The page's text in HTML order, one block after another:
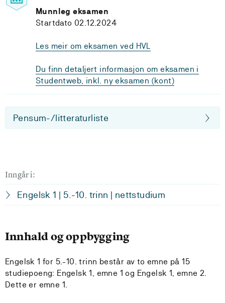
Munnleg eksamen
Startdato 02.12.2024
Les meir om eksamen ved HVL
Du finn detaljert informasjon om eksamen i
Studentweb, inkl. ny eksamen (kont)
Pensum-/litteraturliste
Inngår i:
Engelsk 1 | 5.-10. trinn | nettstudium
Innhald og oppbygging
Engelsk 1 for 5.-10. trinn består av to emne på 15
studiepoeng: Engelsk 1, emne 1 og Engelsk 1, emne 2.
Dette er emne 1.